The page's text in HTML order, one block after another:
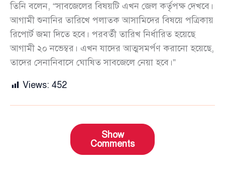
তিনি বলেন, “সাবজেলের বিষয়টি এখন জেল কর্তৃপক্ষ দেখবে।
আগামী শুনানির তারিখে পলাতক আসামিদের বিষয়ে পত্রিকায়
রিপোর্ট জমা দিতে হবে। পরবর্তী তারিখ নির্ধারিত হয়েছে
আগামী ২০ নভেম্বর। এখন যাদের আত্মসমর্পণ করানো হয়েছে,
তাদের সেনানিবাসে ঘোষিত সাবজেলে নেয়া হবে।”
Views: 452
Show
Comments